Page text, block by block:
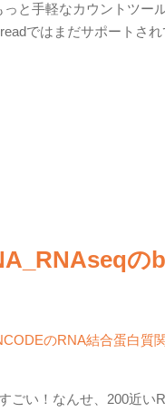
と手軽なカウントツー
ではまだサポートさ
の
のRNA結合蛋白質
ごい！なんせ、200近い